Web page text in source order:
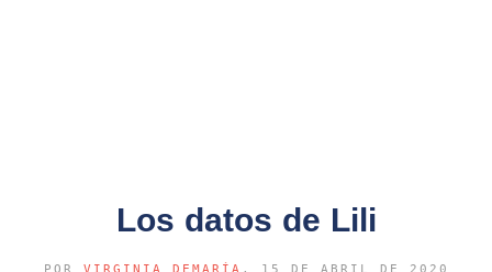
Los datos de Lili
POR VIRGINIA DEMARÍA , 15 DE ABRIL DE 2020